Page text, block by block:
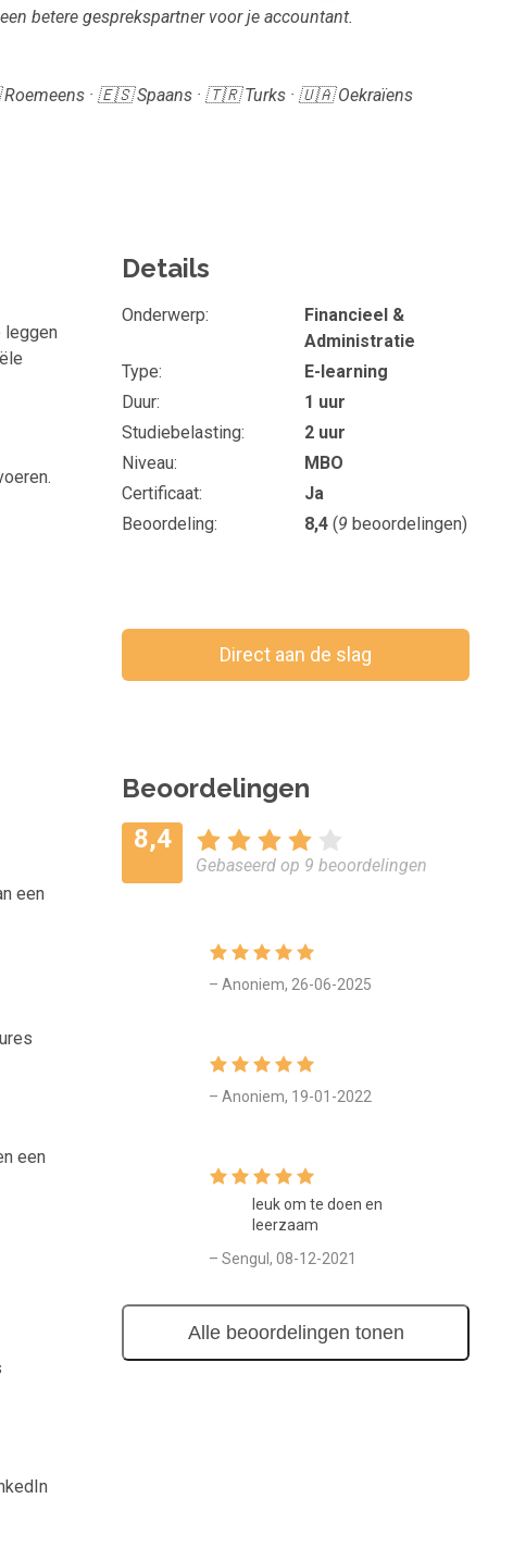
betere gesprekspartner voor je accountant.
· 🇪🇸 Spaans · 🇹🇷 Turks · 🇺🇦 Oekraïens
leggen
een
een
Details
Onderwerp
Financieel &
Administratie
Type
E-learning
Duur
1 uur
Studiebelasting
2 uur
Niveau
MBO
Certificaat
Ja
Beoordeling
8,4 (9 beoordelingen)
Direct aan de slag
Bewaar voor later
Beoordelingen
8,4
Gebaseerd op 9 beoordelingen
– Anoniem, 26-06-2025
– Anoniem, 19-01-2022
leuk om te doen en
leerzaam
– Sengul, 08-12-2021
Alle beoordelingen tonen